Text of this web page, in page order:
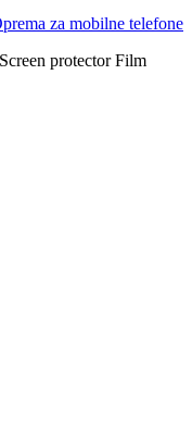
za mobilne telefone
protector Film